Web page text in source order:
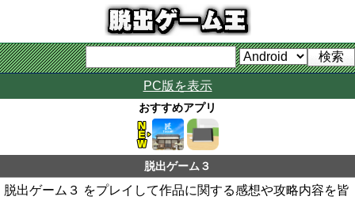
PC版を表示
おすすめアプリ
脱出ゲーム３
脱出ゲーム３ をプレイして作品に関する感想や攻略内容を皆